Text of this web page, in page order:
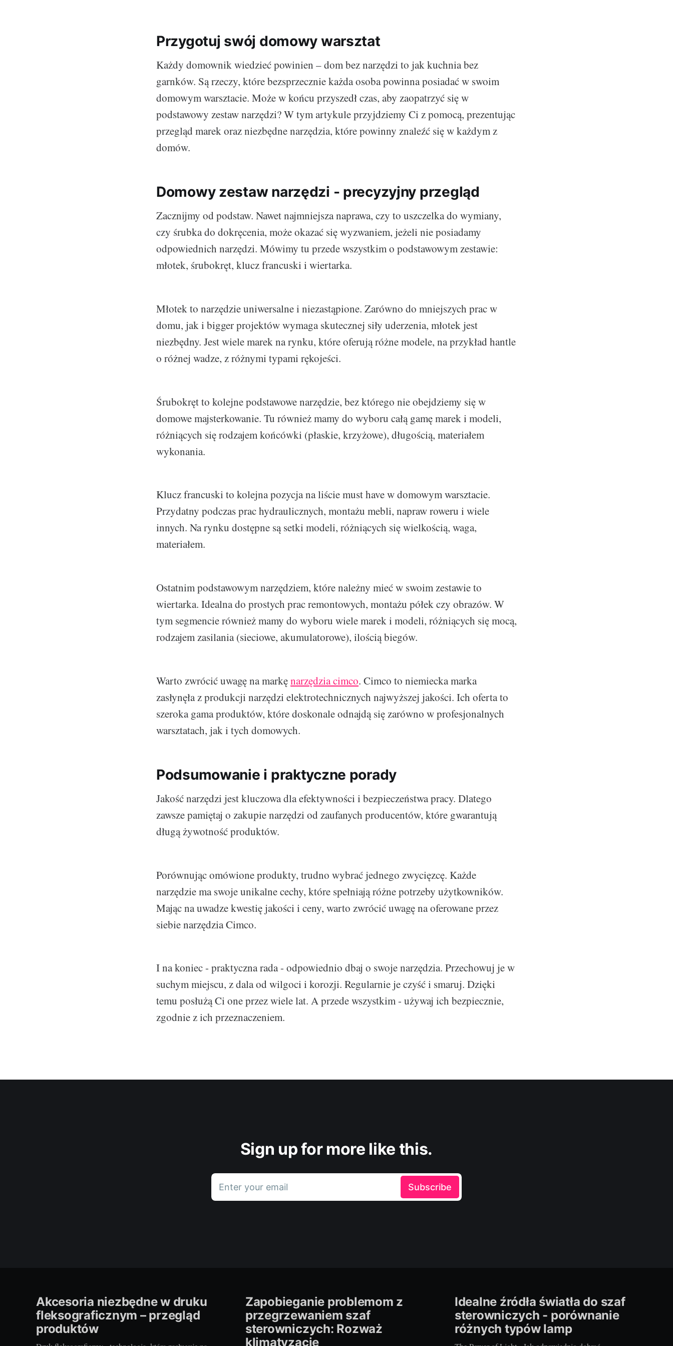
Przygotuj swój domowy warsztat
Każdy domownik wiedzieć powinien – dom bez narzędzi to jak kuchnia bez
garnków. Są rzeczy, które bezsprzecznie każda osoba powinna posiadać w swoim
domowym warsztacie. Może w końcu przyszedł czas, aby zaopatrzyć się w
podstawowy zestaw narzędzi? W tym artykule przyjdziemy Ci z pomocą, prezentując
przegląd marek oraz niezbędne narzędzia, które powinny znaleźć się w każdym z
domów.
Domowy zestaw narzędzi - precyzyjny przegląd
Zacznijmy od podstaw. Nawet najmniejsza naprawa, czy to uszczelka do wymiany,
czy śrubka do dokręcenia, może okazać się wyzwaniem, jeżeli nie posiadamy
odpowiednich narzędzi. Mówimy tu przede wszystkim o podstawowym zestawie:
młotek, śrubokręt, klucz francuski i wiertarka.
Młotek to narzędzie uniwersalne i niezastąpione. Zarówno do mniejszych prac w
domu, jak i bigger projektów wymaga skutecznej siły uderzenia, młotek jest
niezbędny. Jest wiele marek na rynku, które oferują różne modele, na przykład hantle
o różnej wadze, z różnymi typami rękojeści.
Śrubokręt to kolejne podstawowe narzędzie, bez którego nie obejdziemy się w
domowe majsterkowanie. Tu również mamy do wyboru całą gamę marek i modeli,
różniących się rodzajem końcówki (płaskie, krzyżowe), długością, materiałem
wykonania.
Klucz francuski to kolejna pozycja na liście must have w domowym warsztacie.
Przydatny podczas prac hydraulicznych, montażu mebli, napraw roweru i wiele
innych. Na rynku dostępne są setki modeli, różniących się wielkością, waga,
materiałem.
Ostatnim podstawowym narzędziem, które należny mieć w swoim zestawie to
wiertarka. Idealna do prostych prac remontowych, montażu półek czy obrazów. W
tym segmencie również mamy do wyboru wiele marek i modeli, różniących się mocą,
rodzajem zasilania (sieciowe, akumulatorowe), ilością biegów.
Warto zwrócić uwagę na markęnarzędzia cimco. Cimco to niemiecka marka
zasłynęła z produkcji narzędzi elektrotechnicznych najwyższej jakości. Ich oferta to
szeroka gama produktów, które doskonale odnajdą się zarówno w profesjonalnych
warsztatach, jak i tych domowych.
Podsumowanie i praktyczne porady
Jakość narzędzi jest kluczowa dla efektywności i bezpieczeństwa pracy. Dlatego
zawsze pamiętaj o zakupie narzędzi od zaufanych producentów, które gwarantują
długą żywotność produktów.
Porównując omówione produkty, trudno wybrać jednego zwycięzcę. Każde
narzędzie ma swoje unikalne cechy, które spełniają różne potrzeby użytkowników.
Mając na uwadze kwestię jakości i ceny, warto zwrócić uwagę na oferowane przez
siebie narzędzia Cimco.
I na koniec - praktyczna rada - odpowiednio dbaj o swoje narzędzia. Przechowuj je w
suchym miejscu, z dala od wilgoci i korozji. Regularnie je czyść i smaruj. Dzięki
temu posłużą Ci one przez wiele lat. A przede wszystkim - używaj ich bezpiecznie,
zgodnie z ich przeznaczeniem.
Sign up for more like this.
Enter your email Subscribe
Akcesoria niezbędne w druku
fleksograficznym – przegląd
produktów
Zapobieganie problemom z
przegrzewaniem szaf
sterowniczych: Rozważ
klimatyzację
Idealne źródła światła do szaf
sterowniczych - porównanie
różnych typów lamp